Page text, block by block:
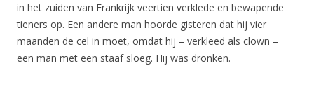
in het zuiden van Frankrijk veertien verklede en bewapende
tieners op. Een andere man hoorde gisteren dat hij vier
maanden de cel in moet, omdat hij – verkleed als clown –
een man met een staaf sloeg. Hij was dronken.